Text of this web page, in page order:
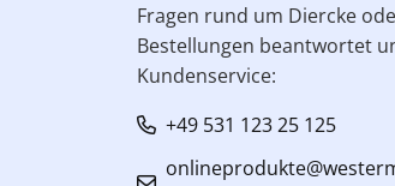
Fragen rund um Diercke
Bestellungen beantwortet
Kundenservice:
+49 531 123 25 125